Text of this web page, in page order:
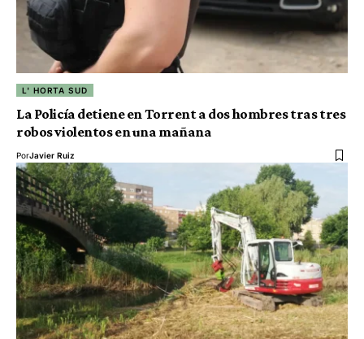
L' HORTA SUD
La Policía detiene en Torrent a dos hombres tras tres
robos violentos en una mañana
PorJavier Ruiz